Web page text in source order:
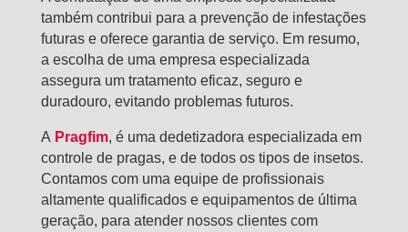
também contribui para a prevenção de infestações
futuras e oferece garantia de serviço. Em resumo,
a escolha de uma empresa especializada
assegura um tratamento eficaz, seguro e
duradouro, evitando problemas futuros.
A Pragfim, é uma dedetizadora especializada em
controle de pragas, e de todos os tipos de insetos.
Contamos com uma equipe de profissionais
altamente qualificados e equipamentos de última
geração, para atender nossos clientes com